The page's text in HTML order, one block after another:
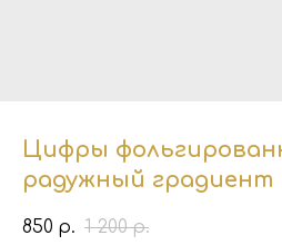
Цифры
радужный градиент
850 р. 1 200 р.